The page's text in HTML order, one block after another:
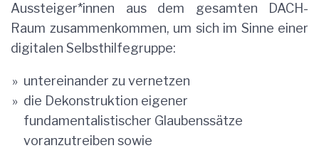
Aussteiger*innen aus dem gesamten DACH-
Raum zusammenkommen, um sich im Sinne einer
digitalen Selbsthilfegruppe:
untereinander zu vernetzen
die Dekonstruktion eigener
fundamentalistischer Glaubenssätze
voranzutreiben sowie